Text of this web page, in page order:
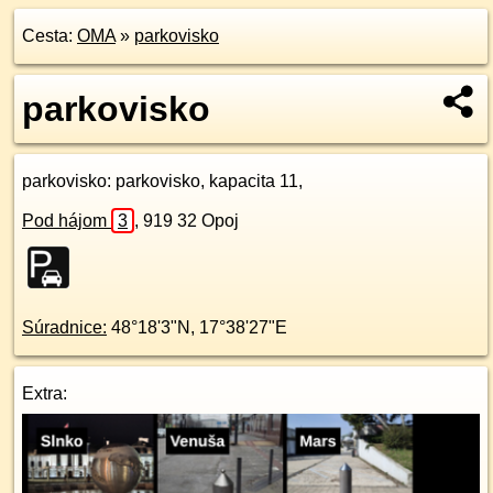
Cesta: OMA» parkovisko
parkovisko
parkovisko: parkovisko, kapacita 11,
Pod hájom 3 , 919 32 Opoj
Súradnice: 48°18'3"N , 17°38'27"E
Extra: